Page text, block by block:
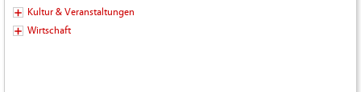
Kultur & Veranstaltungen
Wirtschaft